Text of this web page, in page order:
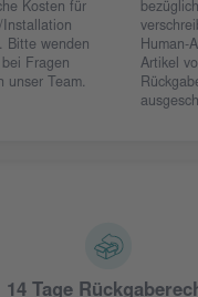
Kosten für
Installation
Bitte wenden
Fragen
unser Team.
bezüglich
Human-
Artikel
14 Tage